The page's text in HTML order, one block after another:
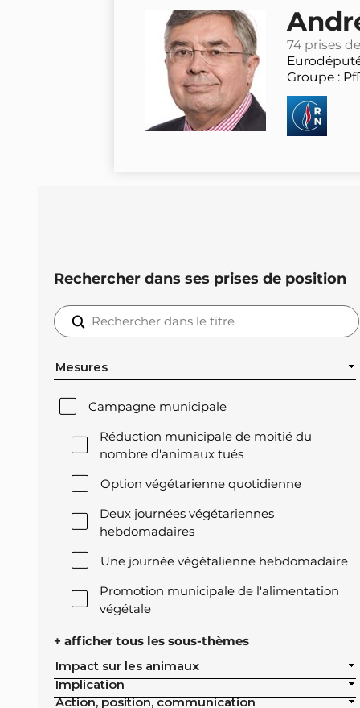
74 prises
Groupe :
Rechercher dans ses prises de position
Mesures
Campagne municipale
Réduction municipale de moitié du
nombre d'animaux tués
Option végétarienne quotidienne
Deux journées végétariennes
hebdomadaires
Une journée végétalienne hebdomadaire
Promotion municipale de l'alimentation
végétale
Offre végétale lors des réceptions
Exclusion de l'élevage intensif des achats
publics de la ville
+ afficher tous les sous-thèmes
Impact sur les animaux
Implication
Action, position, communication